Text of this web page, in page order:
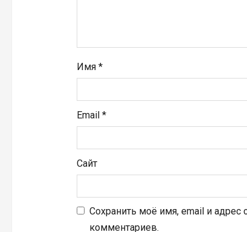
я
м
Имя *
Email *
Сайт
Сохранить моё имя, email и
комментариев.